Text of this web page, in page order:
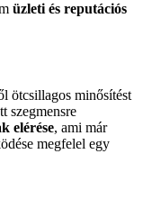
üzleti és reputációs
ötcsillagos minősítést
szegmensre
elérése, ami már
megfelel egy